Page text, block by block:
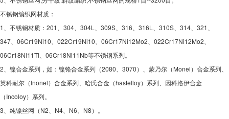
不锈钢编织网材质：
1、不锈钢材质：201、304、304L、309S、316、316L、310S、314、321、
347、06Cr19Ni10、022Cr19Ni10、06Cr17Ni12Mo2、022Cr17Ni12Mo2、
06Cr18Ni11Ti、06Cr18Ni11Nb等不锈钢系列。
2、镍合金系列，如：镍铬合金系列（2080、3070）、蒙乃尔（Monel）合金系列、
英科耐尔（Inonel）合金系列、哈氏合金（hastelloy）系列、因科洛伊合金
（Incoloy）系列。
3、纯镍丝网（N2、N4、N6、N8）。